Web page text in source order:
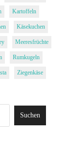
Kartoffeln
Käsekuchen
Meeresfrüchte
Rumkugeln
Ziegenkäse